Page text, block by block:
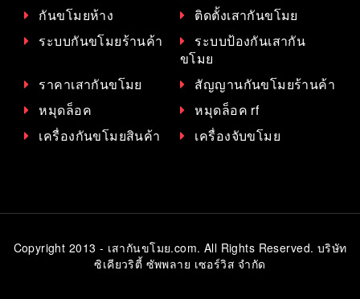
กันขโมยห้าง
ติดตั้งเสากันขโมย
ระบบกันขโมยร้านค้า
ระบบป้องกันเสากัน
ขโมย
ราคาเสากันขโมย
สัญญานกันขโมยร้านค้า
หมุดล็อค
หมุดล็อค rf
เครื่องกันขโมยสินค้า
เครื่องจับขโมย
Copyright 2013 - เสากันขโมย.com. All Rights Reserved. บริษัท
ซิเคียวริตี้ ซัพพลาย เซอร์วิส จำกัด